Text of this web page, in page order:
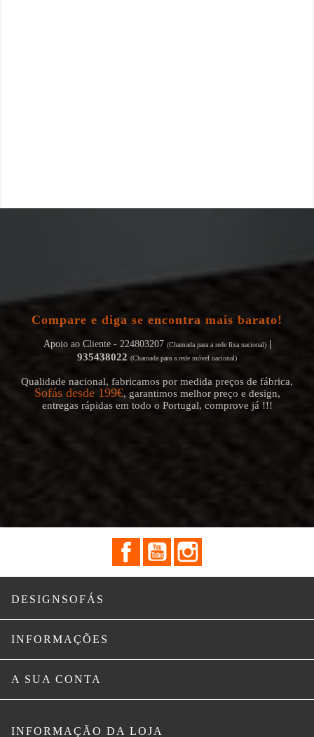
Compare e diga se encontra mais barato!
Apoio ao Cliente - 224803207 (Chamada para a rede fixa nacional)|
935438022 (Chamada para a rede móvel nacional)
Qualidade nacional, fabricamos por medida preços de fábrica,
Sofás desde 199€, garantimos melhor preço e design,
entregas rápidas em todo o Portugal, comprove já !!!
FacebookYouTube
DESIGNSOFÁS
INFORMAÇÕES
A SUA CONTA
INFORMAÇÃO DA LOJA